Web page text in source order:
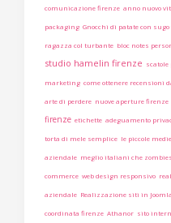
comunicazione firenze anno nuovo
packaging Gnocchi di patate con sugo
ragazza col turbante bloc notes
studio hamelin firenze scatole
marketing come ottenere recensioni
arte di perdere nuove aperture firenze
firenze etichette adeguamento
torta di mele semplice le piccole
aziendale meglio italiani che zombies
commerce web design responsivo
aziendale Realizzazione siti in Joomla
coordinata firenze Athanor sito